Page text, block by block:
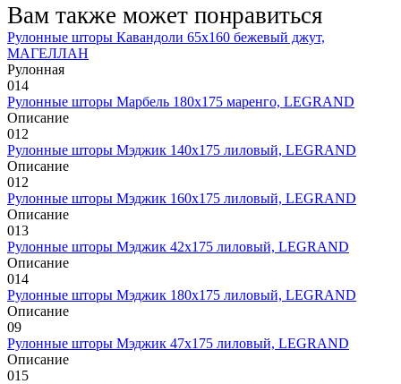
Вам также может понравиться
Рулонные шторы Кавандоли 65х160 бежевый джут,
МАГЕЛЛАН
Рулонная
014
Рулонные шторы Марбель 180х175 маренго, LEGRAND
Описание
012
Рулонные шторы Мэджик 140х175 лиловый, LEGRAND
Описание
012
Рулонные шторы Мэджик 160х175 лиловый, LEGRAND
Описание
013
Рулонные шторы Мэджик 42х175 лиловый, LEGRAND
Описание
014
Рулонные шторы Мэджик 180х175 лиловый, LEGRAND
Описание
09
Рулонные шторы Мэджик 47х175 лиловый, LEGRAND
Описание
015